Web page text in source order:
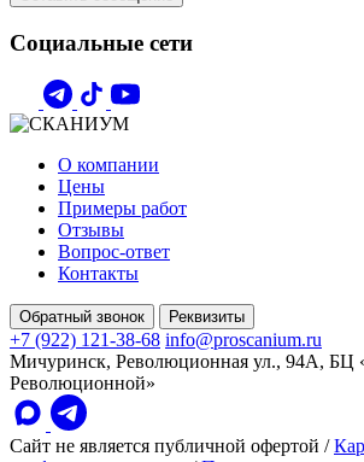
Социальные сети
О компании
Цены
Примеры работ
Отзывы
Вопрос-ответ
Контакты
Обратный звонок Реквизиты
+7 (922) 121-38-68 info@proscanium.ru
Мичуринск, Революционная ул., 94А, БЦ
Революционной»
Сайт не является публичной офертой /